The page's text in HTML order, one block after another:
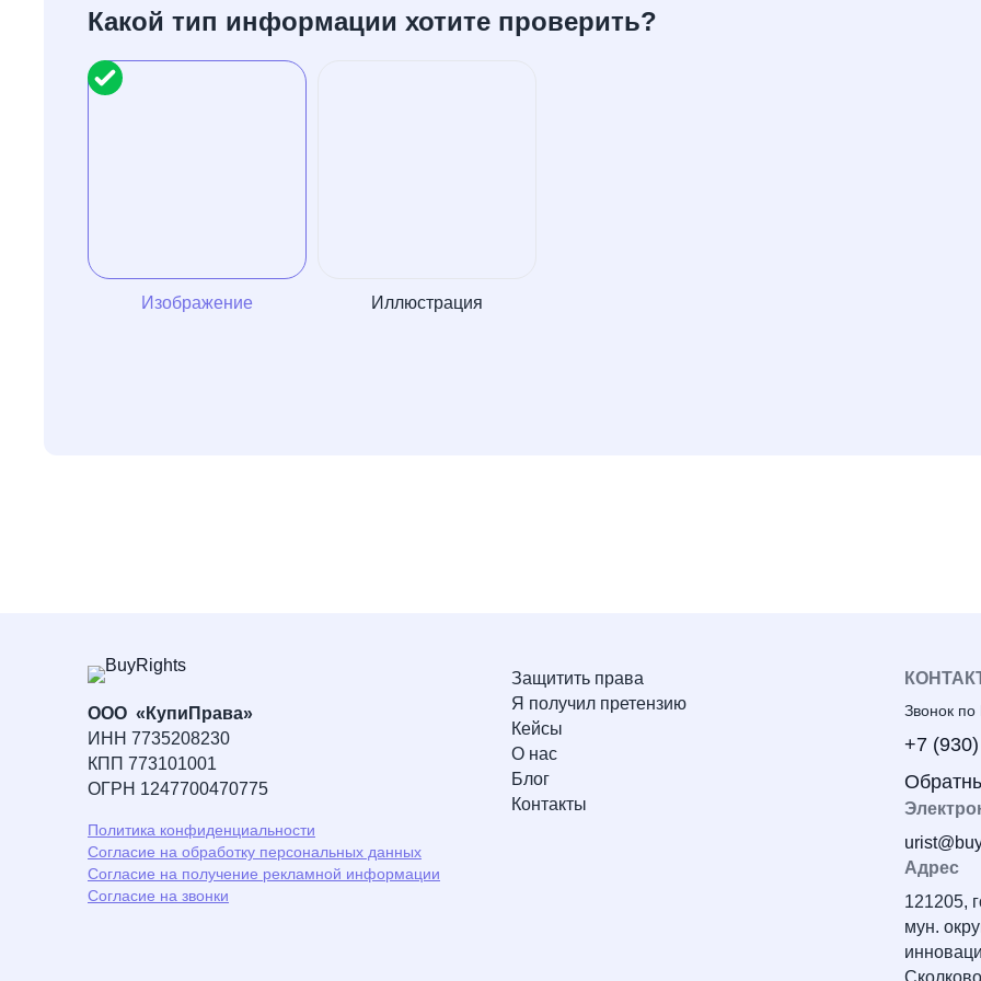
Какой тип информации хотите проверить?
Изображение Иллюстрация
ООО «КупиПрава»
ИНН 7735208230
КПП 773101001
ОГРН 1247700470775
Политика конфиденциальности
Согласие на обработку персональных данных
Согласие на получение рекламной информации
Согласие на звонки
Защитить права
Я получил претензию
Кейсы
О нас
Блог
Контакты
Звонок по
+7
Адрес
121205,
мун.